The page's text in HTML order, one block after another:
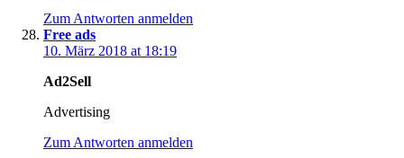
Zum Antworten anmelden
Free ads
10. März 2018 at 18:19
Ad2Sell
Advertising
Zum Antworten anmelden